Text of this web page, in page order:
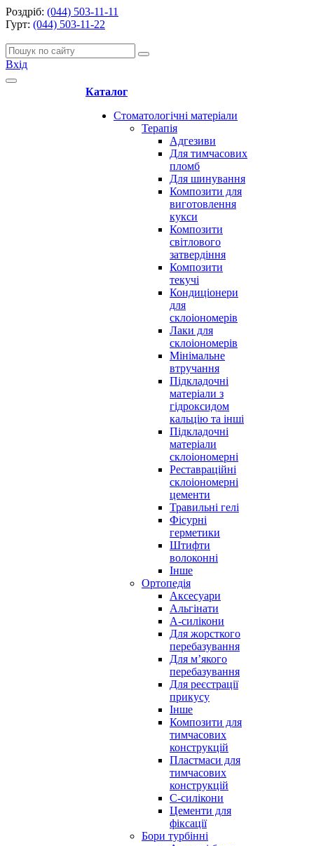
Роздріб: (044) 503-11-11
Гурт: (044) 503-11-22
Вхід
Каталог
Стоматологічні матеріали
Терапія
Адгезиви
Для тимчасових
пломб
Для шинування
Композити для
виготовлення
кукси
Композити
світлового
затвердіння
Композити
текучі
Кондиціонери
для
склоіономерів
Лаки для
склоіономерів
Мінімальне
втручання
Підкладочні
матеріали з
гідроксидом
кальцію та інші
Підкладочні
матеріали
склоіономерні
Реставраційні
склоіономерні
цементи
Травильні гелі
Фісурні
герметики
Штифти
волоконні
Інше
Ортопедія
Аксесуари
Альгінати
А-силікони
Для жорсткого
перебазування
Для м’якого
перебазування
Для реєстрації
прикусу
Інше
Композити для
тимчасових
конструкцій
Пластмаси для
тимчасових
конструкцій
С-силікони
Цементи для
фіксації
Бори турбінні